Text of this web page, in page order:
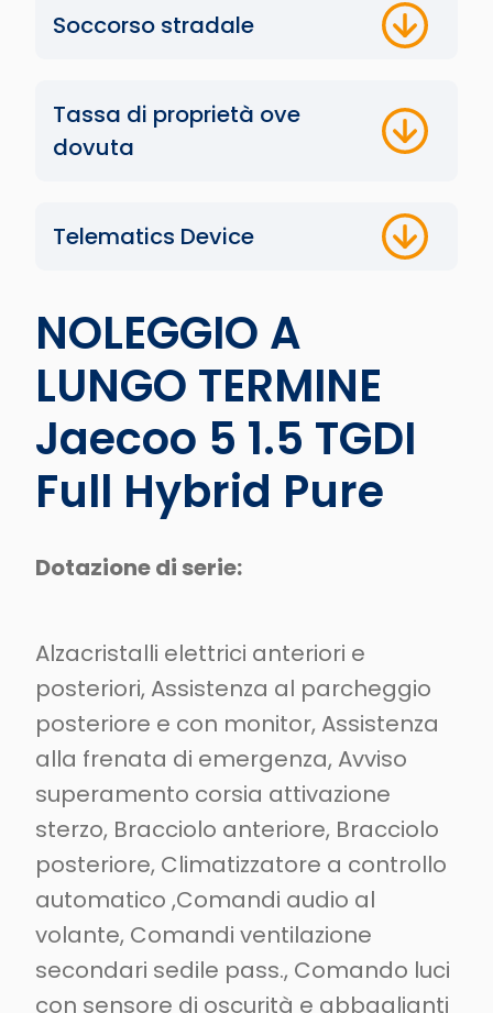
Soccorso stradale
Tassa di proprietà ove
dovuta
Telematics Device
NOLEGGIO A
LUNGO TERMINE
Jaecoo 5 1.5 TGDI
Full Hybrid Pure
Dotazione di serie:
Alzacristalli elettrici anteriori e
posteriori, Assistenza al parcheggio
posteriore e con monitor, Assistenza
alla frenata di emergenza, Avviso
superamento corsia attivazione
sterzo, Bracciolo anteriore, Bracciolo
posteriore, Climatizzatore a controllo
automatico ,Comandi audio al
volante, Comandi ventilazione
secondari sedile pass., Comando luci
con sensore di oscurità e abbaglianti